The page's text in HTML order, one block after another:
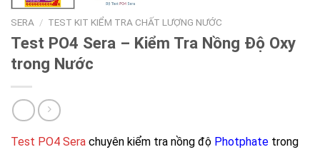
SERA / TEST KIT KIỂM TRA CHẤT LƯỢNG NƯỚC
Test PO4 Sera – Kiểm Tra Nồng Độ Oxy
trong Nước
Test PO4 Sera chuyên kiểm tra nồng độ Photphate trong